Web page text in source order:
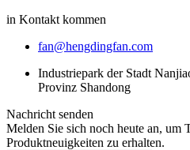
in Kontakt kommen
fan@hengdingfan.com
Industriepark der Stadt
Provinz Shandong
Nachricht senden
Melden Sie sich noch heute an, um
Produktneuigkeiten zu erhalten.